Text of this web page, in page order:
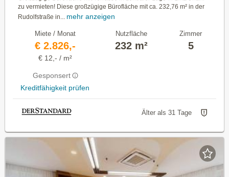
zu vermieten! Diese großzügige Bürofläche mit ca. 232,76 m² in der
Rudolfstraße in...
mehr anzeigen
Miete / Monat
€ 2.826,-
€ 12,- / m²
Gesponsert
Kreditfähigkeit prüfen
Nutzfläche
232 m²
Zimmer
5
Älter als 31 Tage